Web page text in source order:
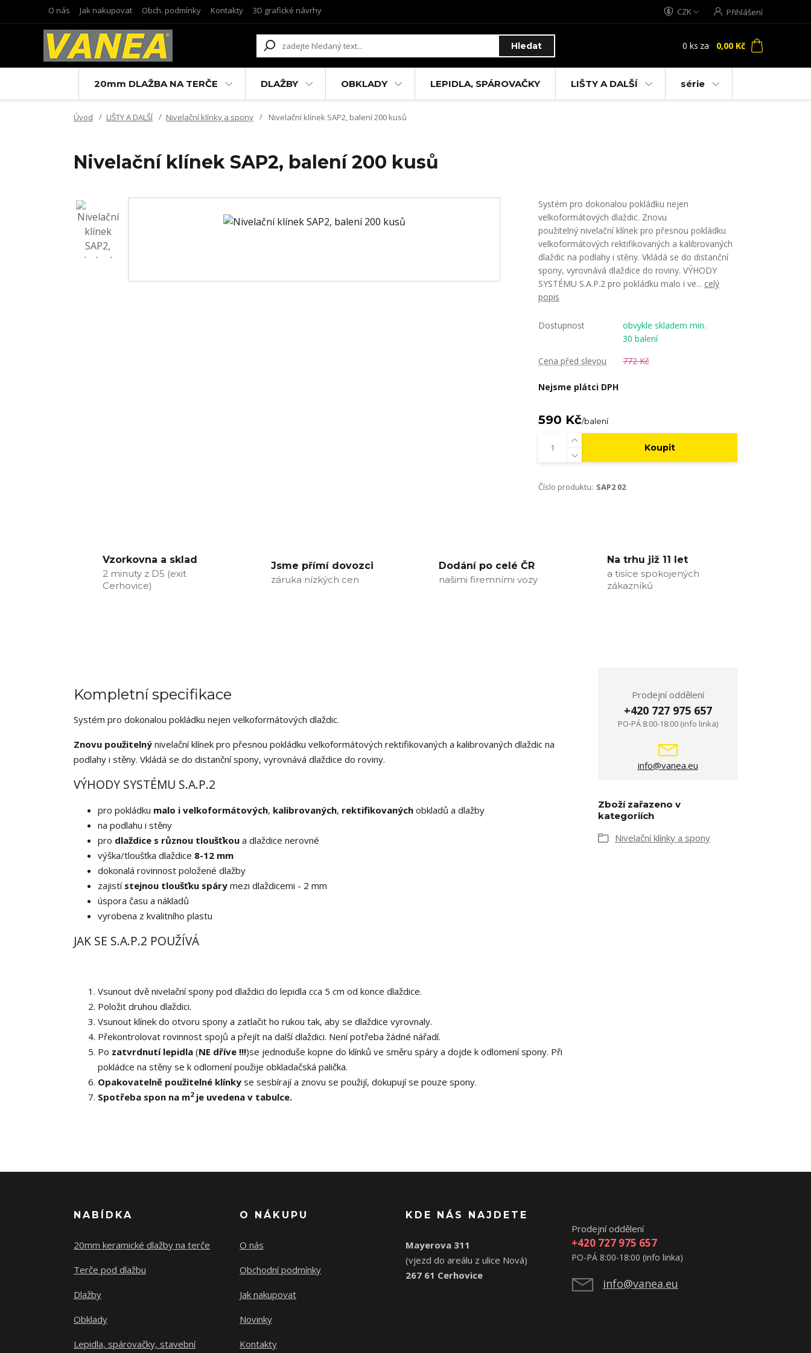
O nás Jak nakupovat Obch. podmínky Kontakty 3D grafické návrhy CZK Přihlášení
Hledat 0 ks za 0,00 Kč
20mm DLAŽBA NA TERČE DLAŽBY OBKLADY LEPIDLA, SPÁROVAČKY LIŠTY A DALŠÍ série
Úvod LIŠTY A DALŠÍ Nivelační klínky a spony Nivelační klínek SAP2, balení 200 kusů
Nivelační klínek SAP2, balení 200 kusů
Systém pro dokonalou pokládku nejen
velkoformátových dlaždic. Znovu
použitelný nivelační klínek pro přesnou pokládku
velkoformátových rektifikovaných a kalibrovaných
dlaždic na podlahy i stěny. Vkládá se do distanční
spony, vyrovnává dlaždice do roviny. VÝHODY
SYSTÉMU S.A.P.2 pro pokládku malo i ve... celý
popis
Dostupnost
obvykle skladem min.
30 balení
Cena před slevou
772 Kč
Nejsme plátci DPH
590 Kč/balení
Koupit
Číslo produktu: SAP2 02
Vzorkovna a sklad
2 minuty z D5 (exit
Cerhovice)
Jsme přímí dovozci
záruka nízkých cen
Dodání po celé ČR
našimi firemními vozy
Na trhu již 11 let
a tisíce spokojených
zákazníků
Kompletní specifikace
Systém pro dokonalou pokládku nejen velkoformátových dlaždic.
Znovu použitelný nivelační klínek pro přesnou pokládku velkoformátových rektifikovaných a kalibrovaných dlaždic na
podlahy i stěny. Vkládá se do distanční spony, vyrovnává dlaždice do roviny.
VÝHODY SYSTÉMU S.A.P.2
pro pokládku malo i velkoformátových, kalibrovaných, rektifikovaných obkladů a dlažby
na podlahu i stěny
pro dlaždice s různou tloušťkou a dlaždice nerovné
výška/tloušťka dlaždice 8-12 mm
dokonalá rovinnost položené dlažby
zajistístejnou tloušťku spáry mezi dlaždicemi - 2 mm
úspora času a nákladů
vyrobena z kvalitního plastu
JAK SE S.A.P.2 POUŽÍVÁ
Vsunout dvě nivelační spony pod dlaždici do lepidla cca 5 cm od konce dlaždice.
Položit druhou dlaždici.
Vsunout klínek do otvoru spony a zatlačit ho rukou tak, aby se dlaždice vyrovnaly.
Překontrolovat rovinnost spojů a přejít na další dlaždici. Není potřeba žádné nářadí.
Po zatvrdnutí lepidla (NE dříve !!!)se jednoduše kopne do klínků ve směru spáry a dojde k odlomení spony. Při
pokládce na stěny se k odlomení použije obkladačská palička.
Opakovatelně použitelné klínky se sesbírají a znovu se použijí, dokupují se pouze spony.
Spotřeba spon na m2je uvedena v tabulce.
Prodejní oddělení
+420 727 975 657
PO-PÁ 8:00-18:00 (info linka)
info@vanea.eu
Zboží zařazeno v
kategoriích
Nivelační klínky a spony
NABÍDKA
20mm keramické dlažby na terče
Terče pod dlažbu
Dlažby
Obklady
Lepidla, spárovačky, stavební
O NÁKUPU
O nás
Obchodní podmínky
Jak nakupovat
Novinky
Kontakty
KDE NÁS NAJDETE
Mayerova 311
(vjezd do areálu z ulice Nová)
267 61 Cerhovice
Prodejní oddělení
+420 727 975 657
PO-PÁ 8:00-18:00 (info linka)
info@vanea.eu